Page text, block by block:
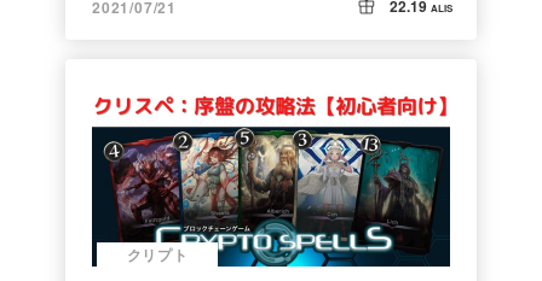
2021/07/21
22.19 ALIS
クリプト